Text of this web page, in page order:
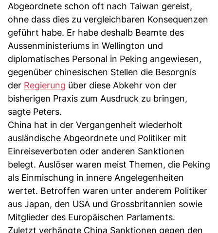
Abgeordnete schon oft nach Taiwan gereist,
ohne dass dies zu vergleichbaren Konsequenzen
geführt habe. Er habe deshalb Beamte des
Aussenministeriums in Wellington und
diplomatisches Personal in Peking angewiesen,
gegenüber chinesischen Stellen die Besorgnis
der Regierung über diese Abkehr von der
bisherigen Praxis zum Ausdruck zu bringen,
sagte Peters.
China hat in der Vergangenheit wiederholt
ausländische Abgeordnete und Politiker mit
Einreiseverboten oder anderen Sanktionen
belegt. Auslöser waren meist Themen, die Peking
als Einmischung in innere Angelegenheiten
wertet. Betroffen waren unter anderem Politiker
aus Japan, den USA und Grossbritannien sowie
Mitglieder des Europäischen Parlaments.
Zuletzt verhängte China Sanktionen gegen den